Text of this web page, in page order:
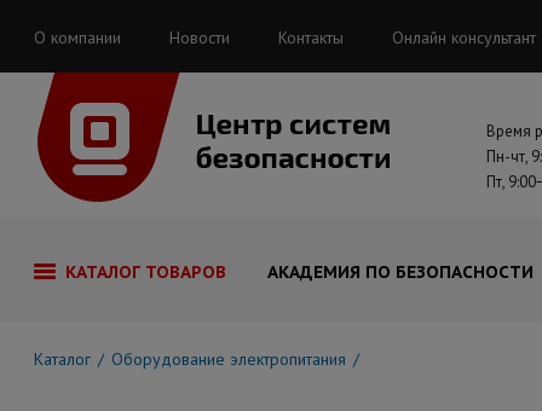
О компании Новости Контакты Онлайн консультант
Время
Пн-чт,
Пт,
КАТАЛОГ ТОВАРОВ АКАДЕМИЯ ПО БЕЗОПАСНОСТИ
Каталог Оборудование электропитания